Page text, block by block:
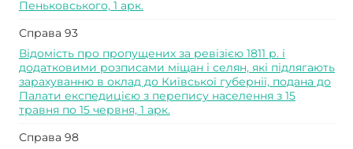
Пеньковського, 1 арк.
Справа 93
Відомість про пропущених за ревізією 1811 р. і
додатковими розписами міщан і селян, які підлягають
зарахуванню в оклад до Київської губернії, подана до
Палати експедицією з перепису населення з 15
травня по 15 червня, 1 арк.
Справа 98